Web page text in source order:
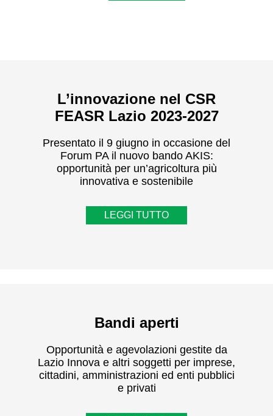
L’innovazione nel CSR
FEASR Lazio 2023-2027
Presentato il 9 giugno in occasione del
Forum PA il nuovo bando AKIS:
opportunità per un’agricoltura più
innovativa e sostenibile
LEGGI TUTTO
Bandi aperti
Opportunità e agevolazioni gestite da
Lazio Innova e altri soggetti per imprese,
cittadini, amministrazioni ed enti pubblici
e privati